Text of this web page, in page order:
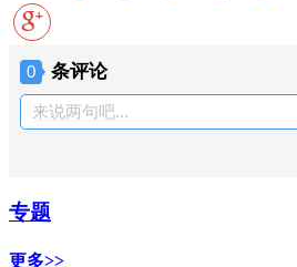
0 条评论
来说两句吧...
专题
更多>>